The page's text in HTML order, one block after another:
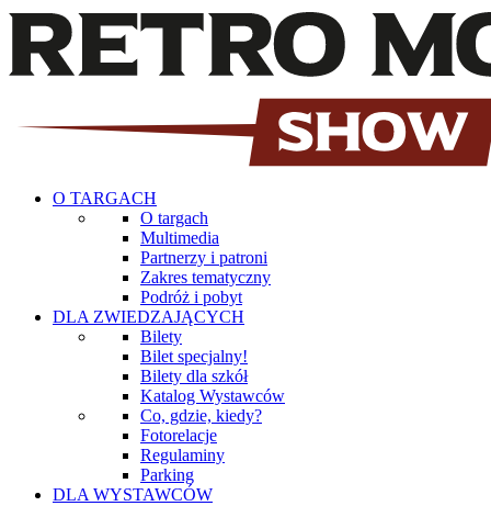
O TARGACH
O targach
Multimedia
Partnerzy i patroni
Zakres tematyczny
Podróż i pobyt
DLA ZWIEDZAJĄCYCH
Bilety
Bilet specjalny!
Bilety dla szkół
Katalog Wystawców
Co, gdzie, kiedy?
Fotorelacje
Regulaminy
Parking
DLA WYSTAWCÓW